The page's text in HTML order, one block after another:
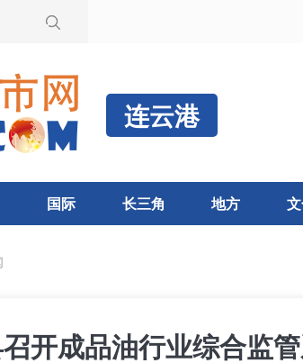
连云港
国际 长三角 地方
开成品油行业综合监